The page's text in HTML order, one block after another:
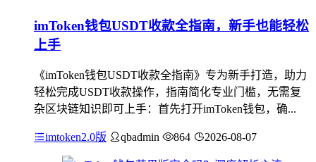
imToken钱包USDT收款全指南，新手也能轻松
上手
《imToken钱包USDT收款全指南》专为新手打造，助力
轻松完成USDT收款操作，指南简化专业门槛，无需复
杂区块链知识即可上手：首先打开imToken钱包，确...
imtoken2.0版 qbadmin 864 2026-08-07